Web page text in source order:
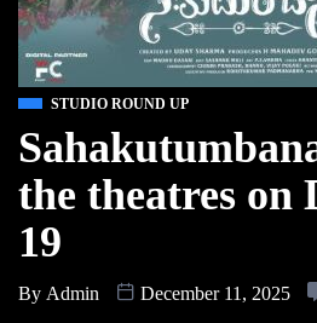
STUDIO ROUND UP
the theatres on
19
By Admin December 11, 2025